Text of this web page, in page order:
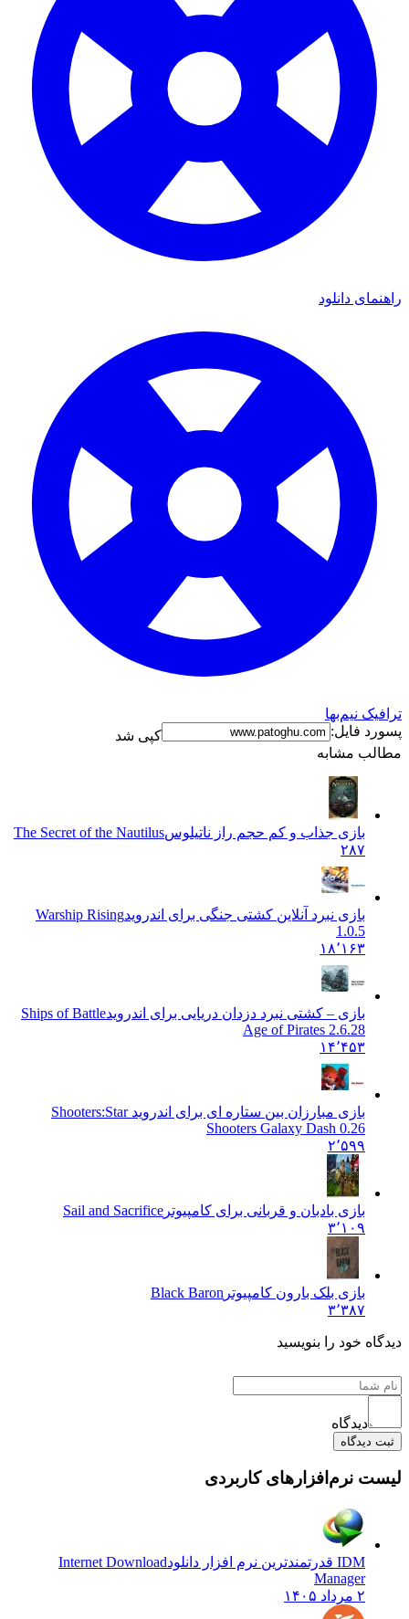
راهنمای دانلود
ترافیک نیم‌بها
پسورد فایل:
کپی شد
مطالب مشابه
بازی جذاب و کم حجم راز ناتیلوسThe Secret of the Nautilus
۲۸۷
بازی نبرد آنلاین کشتی جنگی برای اندرویدWarship Rising
1.0.5
۱۸٬۱۶۳
بازی – کشتی نبرد دزدان دریایی برای اندرویدShips of Battle
Age of Pirates 2.6.28
۱۴٬۴۵۳
بازی مبارزان بین ستاره ای برای اندروید Shooters:Star
Shooters Galaxy Dash 0.26
۲٬۵۹۹
بازی بادبان و قربانی برای کامپیوتر Sail and Sacrifice
۳٬۱۰۹
بازی بلک بارون کامپیوتر Black Baron
۳٬۳۸۷
دیدگاه خود را بنویسید
دیدگاه
ثبت دیدگاه
لیست نرم‌افزارهای کاربردی
IDM قدرتمندترین نرم افزار دانلود
Internet Download
Manager
۲ مرداد ۱۴۰۵